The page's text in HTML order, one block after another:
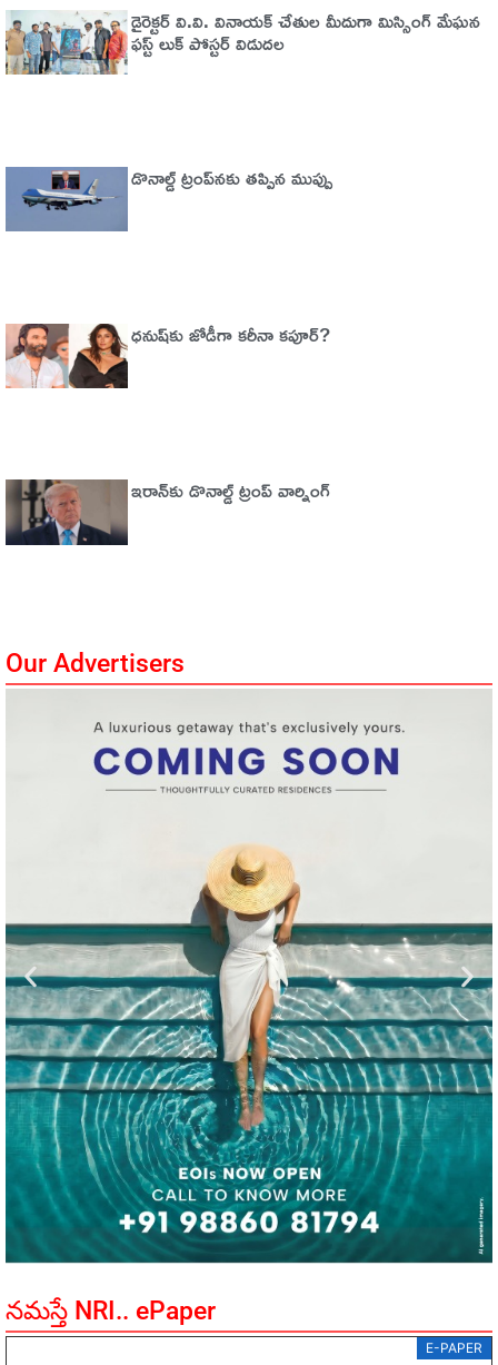
డైరెక్టర్ వి.వి. వినాయక్ చేతుల మీదుగా మిస్సింగ్ మేఘన
ఫస్ట్ లుక్ పోస్టర్ విడుదల
డొనాల్డ్ ట్రంప్‌నకు తప్పిన ముప్పు
ధనుష్‌కు జోడీగా కరీనా కపూర్?
ఇరాన్‌కు డొనాల్డ్ ట్రంప్ వార్నింగ్‌
Our Advertisers
నమస్తే NRI.. ePaper
E-PAPER